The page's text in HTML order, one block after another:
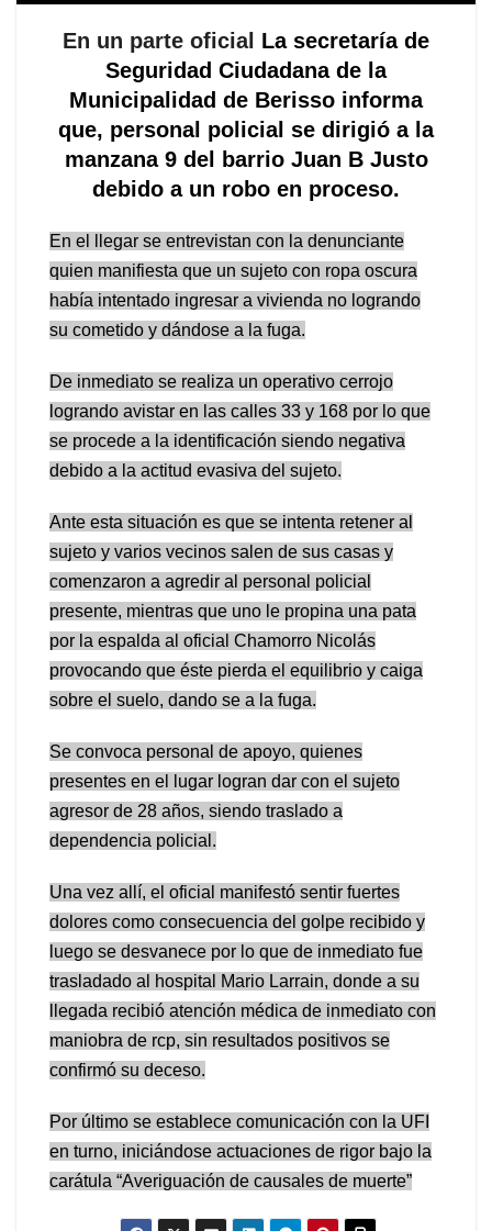
En un parte oficial La secretaría de
Seguridad Ciudadana de la
Municipalidad de Berisso informa
que, personal policial se dirigió a la
manzana 9 del barrio Juan B Justo
debido a un robo en proceso.
En el llegar se entrevistan con la denunciante
quien manifiesta que un sujeto con ropa oscura
había intentado ingresar a vivienda no logrando
su cometido y dándose a la fuga.
De inmediato se realiza un operativo cerrojo
logrando avistar en las calles 33 y 168 por lo que
se procede a la identificación siendo negativa
debido a la actitud evasiva del sujeto.
Ante esta situación es que se intenta retener al
sujeto y varios vecinos salen de sus casas y
comenzaron a agredir al personal policial
presente, mientras que uno le propina una pata
por la espalda al oficial Chamorro Nicolás
provocando que éste pierda el equilibrio y caiga
sobre el suelo, dando se a la fuga.
Se convoca personal de apoyo, quienes
presentes en el lugar logran dar con el sujeto
agresor de 28 años, siendo traslado a
dependencia policial.
Una vez allí, el oficial manifestó sentir fuertes
dolores como consecuencia del golpe recibido y
luego se desvanece por lo que de inmediato fue
trasladado al hospital Mario Larrain, donde a su
llegada recibió atención médica de inmediato con
maniobra de rcp, sin resultados positivos se
confirmó su deceso.
Por último se establece comunicación con la UFI
en turno, iniciándose actuaciones de rigor bajo la
carátula “Averiguación de causales de muerte”